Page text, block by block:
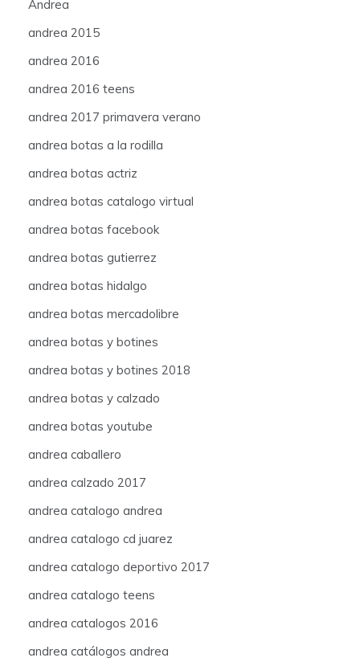
Andrea
andrea 2015
andrea 2016
andrea 2016 teens
andrea 2017 primavera verano
andrea botas a la rodilla
andrea botas actriz
andrea botas catalogo virtual
andrea botas facebook
andrea botas gutierrez
andrea botas hidalgo
andrea botas mercadolibre
andrea botas y botines
andrea botas y botines 2018
andrea botas y calzado
andrea botas youtube
andrea caballero
andrea calzado 2017
andrea catalogo andrea
andrea catalogo cd juarez
andrea catalogo deportivo 2017
andrea catalogo teens
andrea catalogos 2016
andrea catálogos andrea